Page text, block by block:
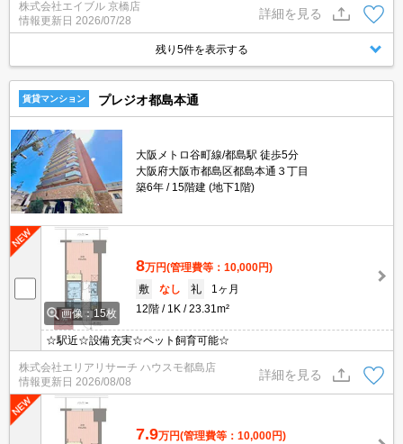
タイプ。オール電化が嬉しいですね。あなたの新生活を応援しま
す。
株式会社エイブル 京橋店
情報更新日 2026/07/28
詳細を見る
残り5件を表示する
賃貸マンション プレジオ都島本通
大阪メトロ谷町線/都島駅 徒歩5分
大阪府大阪市都島区都島本通３丁目
築6年
15階建 (地下1階)
画像：15枚
8万円(管理費等：10,000円)
敷
なし 礼
1ヶ月
12階
1K 23.31m²
☆駅近☆設備充実☆ペット飼育可能☆
株式会社エリアリサーチ ハウスモ都島店
情報更新日 2026/08/08
詳細を見る
7.9万円(管理費等：10,000円)